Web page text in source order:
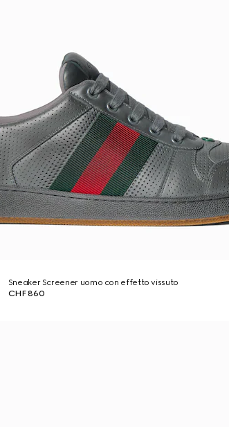
Sneaker Screener uomo con effetto vissuto
CHF 860